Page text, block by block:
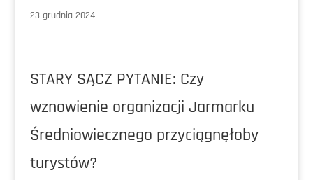
23 grudnia 2024
STARY SĄCZ PYTANIE: Czy
wznowienie organizacji Jarmarku
Średniowiecznego przyciągnęłoby
turystów?